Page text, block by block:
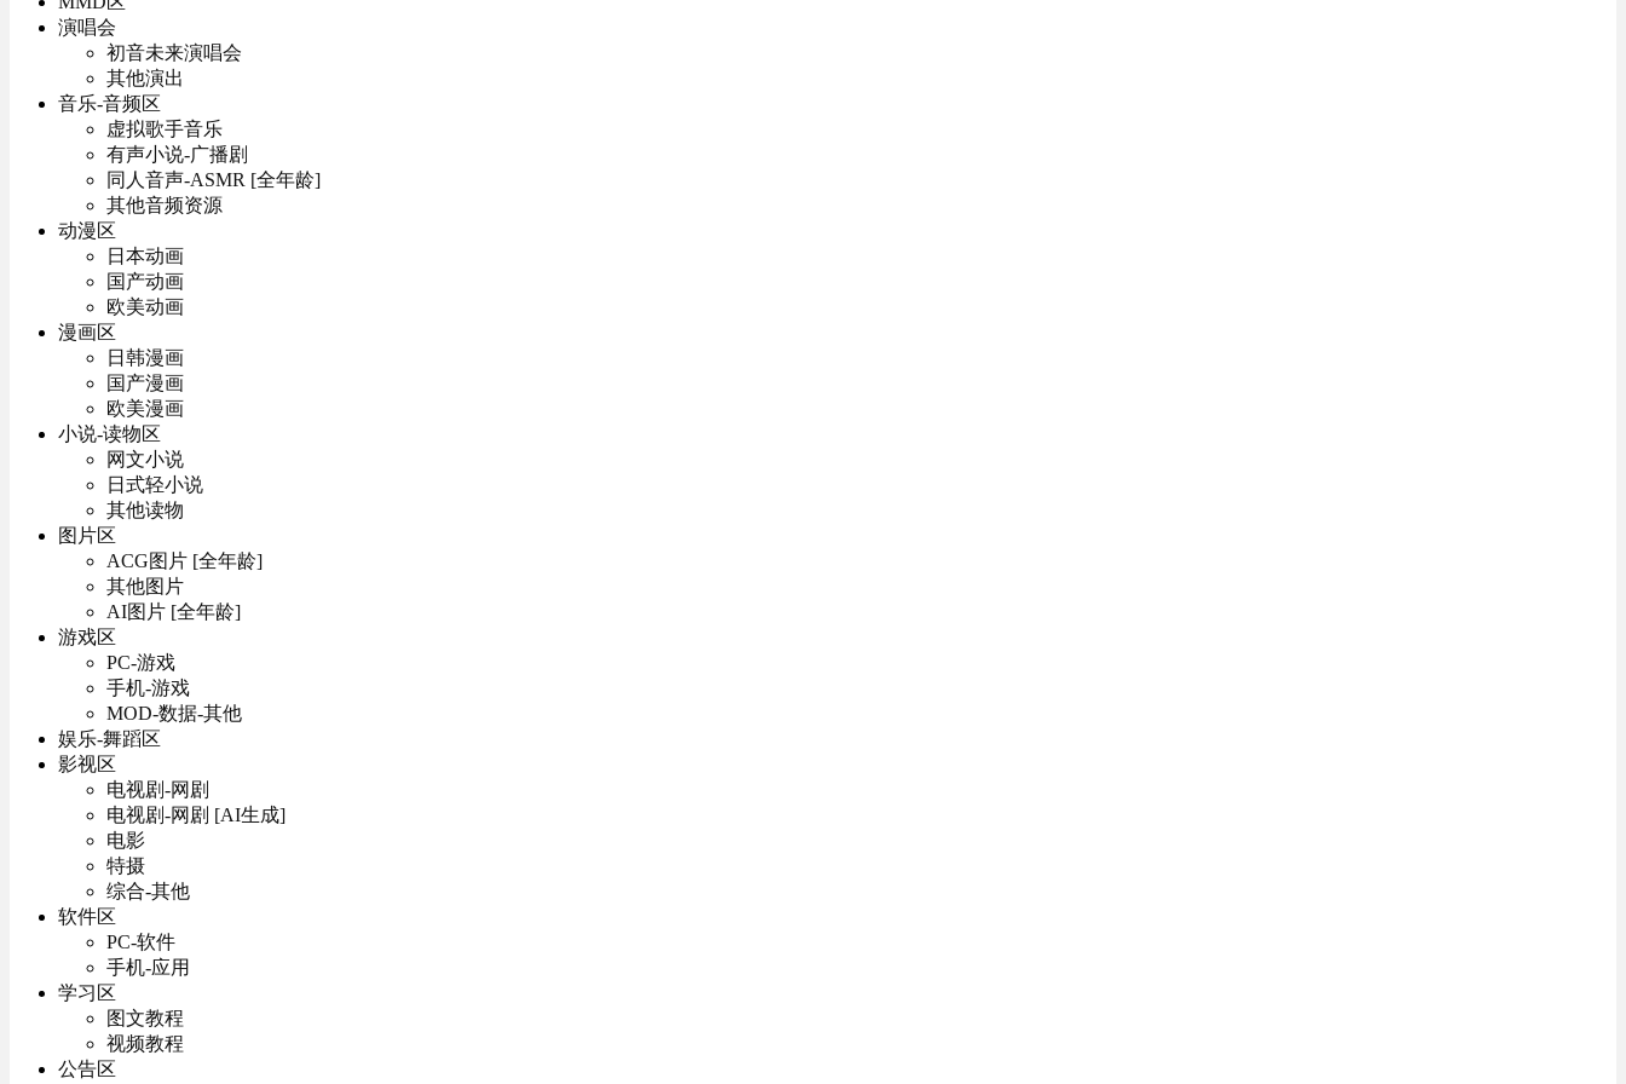
演唱会
初音未来演唱会
其他演出
音乐-音频区
虚拟歌手音乐
有声小说-广播剧
同人音声-ASMR [全年龄]
其他音频资源
动漫区
日本动画
国产动画
欧美动画
漫画区
日韩漫画
国产漫画
欧美漫画
小说-读物区
网文小说
日式轻小说
其他读物
图片区
ACG图片 [全年龄]
其他图片
AI图片 [全年龄]
游戏区
PC-游戏
手机-游戏
MOD-数据-其他
娱乐-舞蹈区
影视区
电视剧-网剧
电视剧-网剧 [AI生成]
电影
特摄
综合-其他
软件区
PC-软件
手机-应用
学习区
图文教程
视频教程
公告区